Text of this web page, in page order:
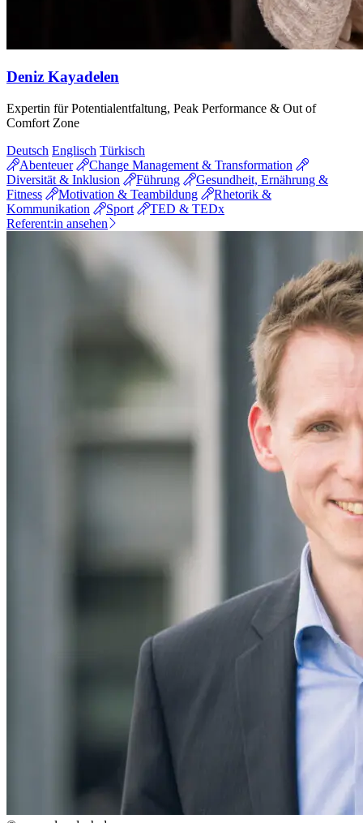
Deniz Kayadelen
Expertin für Potentialentfaltung, Peak Performance & Out of
Comfort Zone
Deutsch Englisch Türkisch
Abenteuer
Change Management & Transformation
Diversität & Inklusion
Führung
Gesundheit, Ernährung &
Fitness
Motivation & Teambildung
Rhetorik &
Kommunikation
Sport
TED & TEDx
Referent:in ansehen